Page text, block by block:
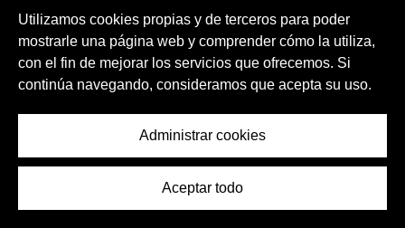
COMPRAR Y VENDER
Comprando tu casa
Hipoteca
Servicio de búsqueda
BLOG
Búsquedas populares
Utilizamos cookies propias y de terceros para poder
mostrarle una página web y comprender cómo la utiliza,
con el fin de mejorar los servicios que ofrecemos. Si
continúa navegando, consideramos que acepta su uso.
Administrar cookies
Aceptar todo